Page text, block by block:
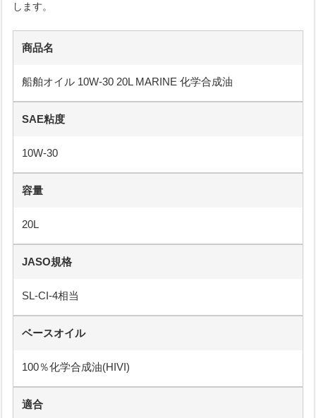
します。
商品名
船舶オイル 10W-30 20L MARINE 化学合成油
SAE粘度
10W-30
容量
20L
JASO規格
SL-CI-4相当
ベースオイル
100％化学合成油(HIVI)
適合